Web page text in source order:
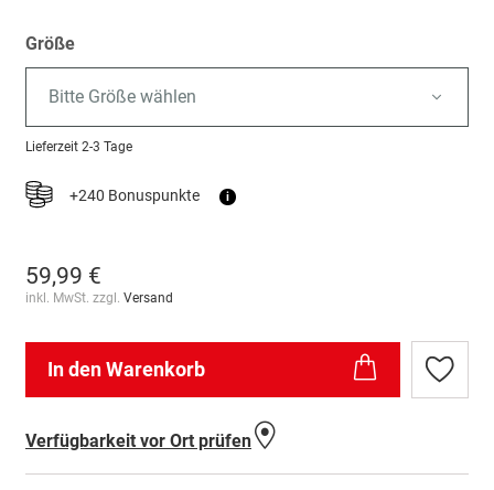
Größe
Bitte Größe wählen
Lieferzeit 2-3 Tage
+240 Bonuspunkte i
59,99 €
inkl. MwSt. zzgl. Versand
In den Warenkorb
Zur
Verfügbarkeit vor Ort prüfen